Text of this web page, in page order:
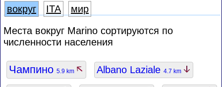
вокруг ITA
мир
Места вокруг Marino сортируются по
численности населения
Чампино 5.9 km Albano Laziale 4.7 km